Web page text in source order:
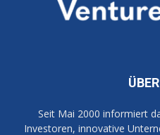
Seit Mai 2000 informiert
Investoren, innovative